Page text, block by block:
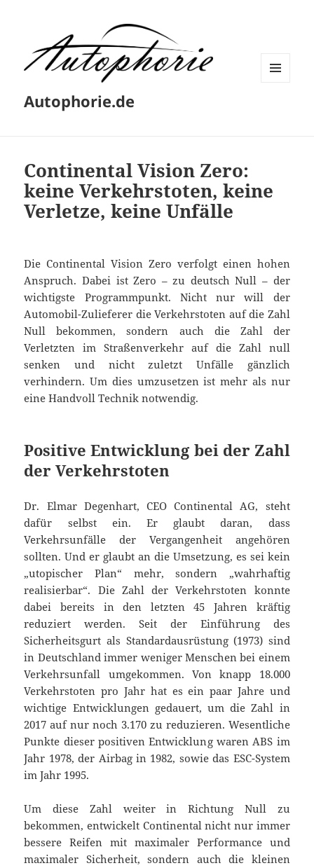
Autophorie.de
Continental Vision Zero:
keine Verkehrstoten, keine
Verletze, keine Unfälle
Die Continental Vision Zero verfolgt einen hohen
Anspruch. Dabei ist Zero – zu deutsch Null – der
wichtigste Programmpunkt. Nicht nur will der
Automobil-Zulieferer die Verkehrstoten auf die Zahl
Null bekommen, sondern auch die Zahl der
Verletzten im Straßenverkehr auf die Zahl null
senken und nicht zuletzt Unfälle gänzlich
verhindern. Um dies umzusetzen ist mehr als nur
eine Handvoll Technik notwendig.
Positive Entwicklung bei der Zahl
der Verkehrstoten
Dr. Elmar Degenhart, CEO Continental AG, steht
dafür selbst ein. Er glaubt daran, dass
Verkehrsunfälle der Vergangenheit angehören
sollten. Und er glaubt an die Umsetzung, es sei kein
„utopischer Plan“ mehr, sondern „wahrhaftig
realisierbar“. Die Zahl der Verkehrstoten konnte
dabei bereits in den letzten 45 Jahren kräftig
reduziert werden. Seit der Einführung des
Sicherheitsgurt als Standardausrüstung (1973) sind
in Deutschland immer weniger Menschen bei einem
Verkehrsunfall umgekommen. Von knapp 18.000
Verkehrstoten pro Jahr hat es ein paar Jahre und
wichtige Entwicklungen gedauert, um die Zahl in
2017 auf nur noch 3.170 zu reduzieren. Wesentliche
Punkte dieser positiven Entwicklung waren ABS im
Jahr 1978, der Airbag in 1982, sowie das ESC-System
im Jahr 1995.
Um diese Zahl weiter in Richtung Null zu
bekommen, entwickelt Continental nicht nur immer
bessere Reifen mit maximaler Performance und
maximaler Sicherheit, sondern auch die kleinen